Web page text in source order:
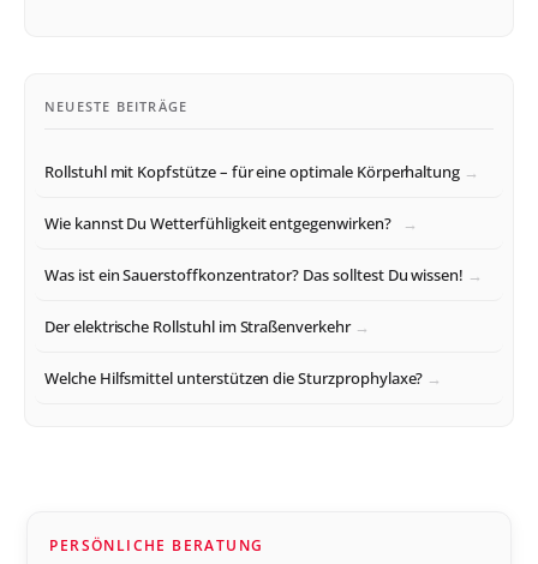
NEUESTE BEITRÄGE
Rollstuhl mit Kopfstütze – für eine optimale Körperhaltung
Wie kannst Du Wetterfühligkeit entgegenwirken?
Was ist ein Sauerstoffkonzentrator? Das solltest Du wissen!
Der elektrische Rollstuhl im Straßenverkehr
Welche Hilfsmittel unterstützen die Sturzprophylaxe?
PERSÖNLICHE BERATUNG